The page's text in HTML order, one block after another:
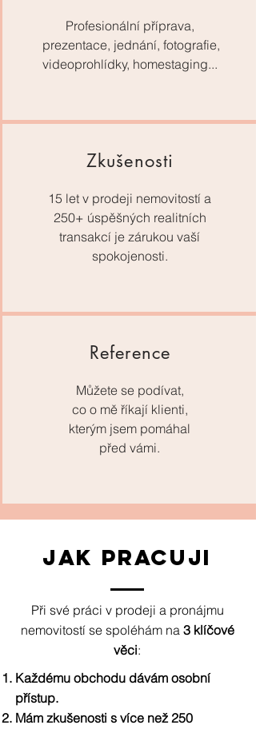
Profesionální příprava,
prezentace, jednání, fotografie,
videoprohlídky, homestaging...
Zkušenosti
15 let v prodeji nemovitostí a
250+ úspěšných realitních
transakcí je zárukou vaší
spokojenosti.
Reference
Můžete se podívat,
co o mě říkají klienti,
kterým jsem pomáhal
před vámi.
JAK PRACUJI
Při své práci v prodeji a pronájmu
nemovitostí se spoléhám na 3 klíčové
věci:
Každému obchodu dávám osobní
přístup.
Mám zkušenosti s více než 250